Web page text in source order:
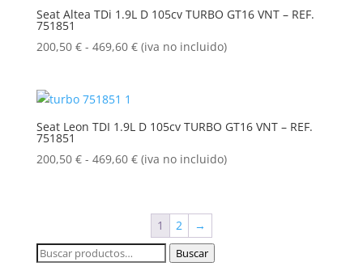
200,50 €
469,60 €
Seat Altea TDi 1.9L D 105cv TURBO GT16 VNT – REF.
751851
200,50 € - 469,60 €Rango
200,50 €
469,60 €
(iva no incluido)
Seat Leon TDI 1.9L D 105cv TURBO GT16 VNT – REF.
751851
200,50 € - 469,60 €Rango
desde
200,50 €
(iva no incluido)
1 2
→
Buscar
Buscar